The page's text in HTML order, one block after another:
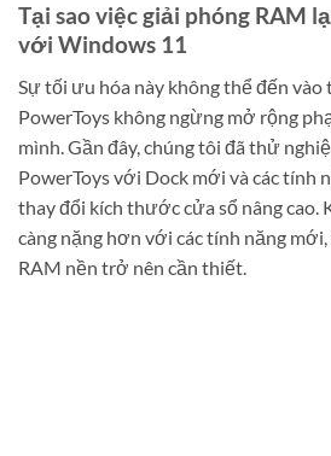
Tại sao việc giải phóng RAM
với Windows 11
Sự tối ưu hóa này không thể đến
PowerToys không ngừng mở rộng
mình. Gần đây, chúng tôi đã thử
PowerToys với Dock mới và các tính
thay đổi kích thước cửa sổ nâng cao.
càng nặng hơn với các tính năng
RAM nền trở nên cần thiết.